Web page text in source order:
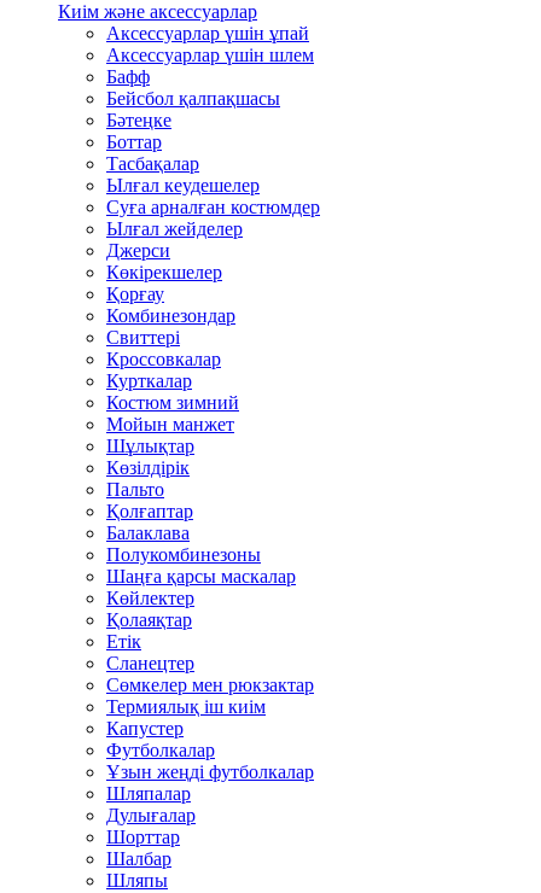
Киім және аксессуарлар
Аксессуарлар үшін ұпай
Аксессуарлар үшін шлем
Бафф
Бейсбол қалпақшасы
Бәтеңке
Боттар
Тасбақалар
Ылғал кеудешелер
Суға арналған костюмдер
Ылғал жейделер
Джерси
Көкірекшелер
Қорғау
Комбинезондар
Свиттері
Кроссовкалар
Курткалар
Костюм зимний
Мойын манжет
Шұлықтар
Көзілдірік
Пальто
Қолғаптар
Балаклава
Полукомбинезоны
Шаңға қарсы маскалар
Көйлектер
Қолаяқтар
Етік
Сланецтер
Сөмкелер мен рюкзактар
Термиялық іш киім
Капустер
Футболкалар
Ұзын жеңді футболкалар
Шляпалар
Дулығалар
Шорттар
Шалбар
Шляпы